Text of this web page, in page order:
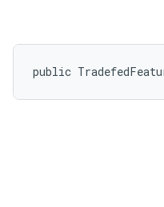
public